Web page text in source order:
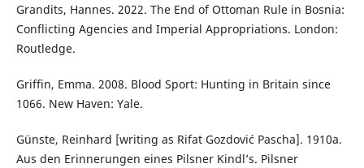
Grandits, Hannes. 2022. The End of Ottoman Rule in Bosnia:
Conflicting Agencies and Imperial Appropriations. London:
Routledge.
Griffin, Emma. 2008. Blood Sport: Hunting in Britain since
1066. New Haven: Yale.
Günste, Reinhard [writing as Rifat Gozdović Pascha]. 1910a.
Aus den Erinnerungen eines Pilsner Kindl’s. Pilsner